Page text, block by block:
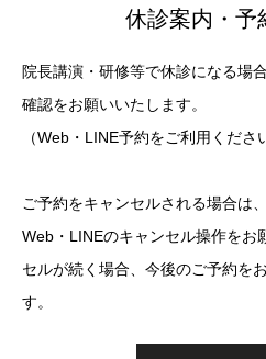
休診案内・予
院長講演・研修等で休診になる場
確認をお願いいたします。
（Web・LINE予約をご利用くださ
ご予約をキャンセルされる場合は
Web・LINEのキャンセル操作をお
セルが続く場合、今後のご予約を
す。